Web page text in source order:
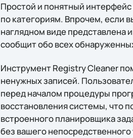
Простой и понятный
по категориям. Впрочем, если
наглядном виде
сообщит обо всех
Инструмент Registry Cleaner
ненужных записей.
перед началом процедуры
восстановления системы, что
встроенного планировщика
без вашего непосредственного